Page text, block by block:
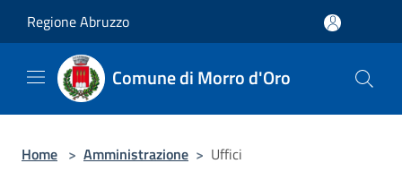
Regione Abruzzo
Comune di Morro d'Oro
Home > Amministrazione > Uffici